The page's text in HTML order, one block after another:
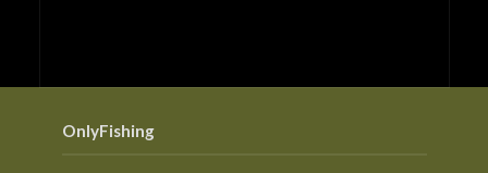
OnlyFishing